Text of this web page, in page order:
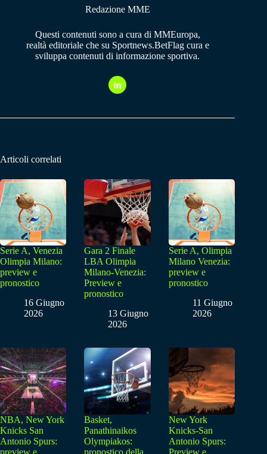
Redazione MME
Questi contenuti sono a cura di MMEuropa,
realtà editoriale che su Sportnews.BetFlag cura e
sviluppa contenuti di informazione sportiva.
Articoli correlati
Serie A, Venezia
Olimpia Milano:
preview e
pronostico
16 Giugno
2026
Gara 2 Finale
LBA Olimpia
Milano-Venezia:
Preview e
pronostico
13 Giugno
2026
Serie A, Olimpia
Milano Venezia:
preview e
pronostico
11 Giugno
2026
NBA, New York
Knicks San
Antonio Spurs:
preview e
Basket,
Panathinaikos
Olympiakos:
pronostico della
New York
Knicks-San
Antonio Spurs:
Preview e